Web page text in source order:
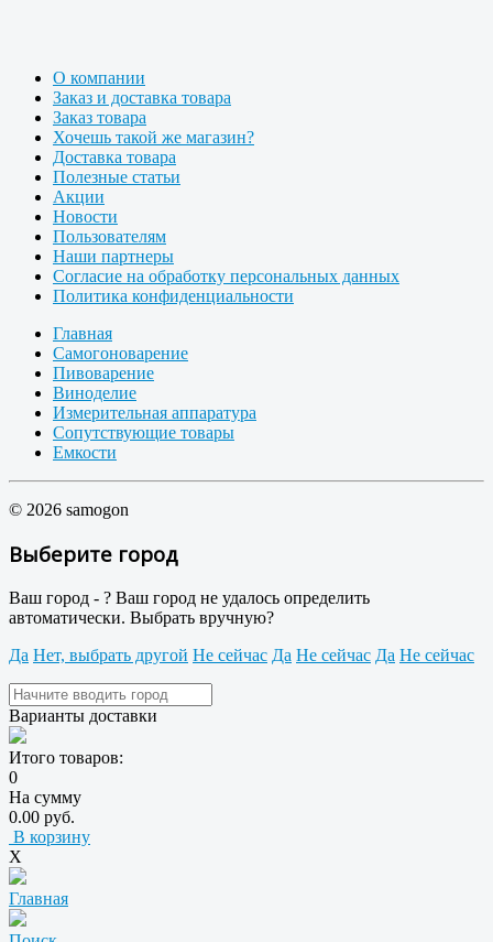
О компании
Заказ и доставка товара
Заказ товара
Хочешь такой же магазин?
Доставка товара
Полезные статьи
Акции
Новости
Пользователям
Наши партнеры
Согласие на обработку персональных данных
Политика конфиденциальности
Главная
Самогоноварение
Пивоварение
Виноделие
Измерительная аппаратура
Сопутствующие товары
Емкости
© 2026 samogon
Выберите город
Ваш город - ? Ваш город не удалось определить
автоматически. Выбрать вручную?
Да Нет, выбрать другой Не сейчас Да Не сейчас Да Не сейчас
Варианты доставки
Итого товаров:
0
На сумму
0.00 руб.
В корзину
X
Главная